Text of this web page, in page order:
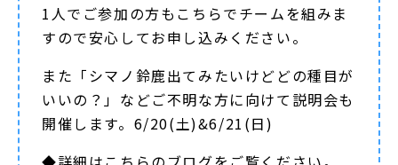
1人でご参加の方もこちらでチームを組みま
すので安心してお申し込みください。
また「シマノ鈴鹿出てみたいけどどの種目が
いいの？」などご不明な方に向けて説明会も
開催します。6/20(土)&6/21(日)